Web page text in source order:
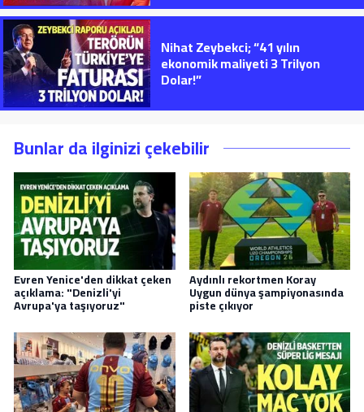
Nihat Zeybekci; “41 yılın
ekonomik maliyeti 3 Trilyon
Dolar!”
Bunlar da ilginizi çekebilir
Evren Yenice'den dikkat çeken
açıklama: "Denizli'yi
Avrupa'ya taşıyoruz"
Aydınlı rekortmen Koray
Uygun dünya şampiyonasında
piste çıkıyor